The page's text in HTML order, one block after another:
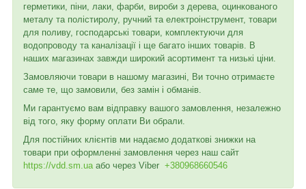
герметики, піни, лаки, фарби, вироби з дерева, оцинкованого
металу та полістиролу, ручний та електроінструмент, товари
для поливу, господарські товари, комплектуючи для
водопроводу та каналізації і ще багато інших товарів. В
наших магазинах завжди широкий асортимент та низькі ціни.
Замовляючи товари в нашому магазині, Ви точно отримаєте
саме те, що замовили, без замін і обманів.
Ми гарантуємо вам відправку вашого замовлення, незалежно
від того, яку форму оплати Ви обрали.
Для постійних клієнтів ми надаємо додаткові знижки на
товари при оформленні замовлення через наш сайт
https://vdd.sm.ua або через Viber +380968660546